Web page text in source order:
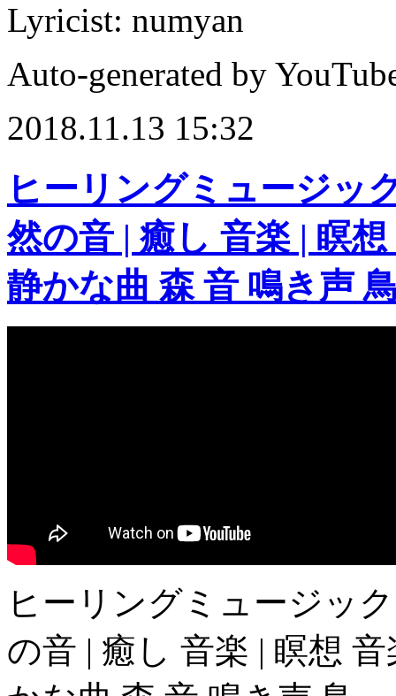
Lyricist: numyan
Auto-generated by
2018.11.13 15:32
ヒーリングミュージッ
然の音 | 癒し 音楽 | 瞑
静かな曲 森 音 鳴き声
ヒーリングミュージッ
の音 | 癒し 音楽 | 瞑想